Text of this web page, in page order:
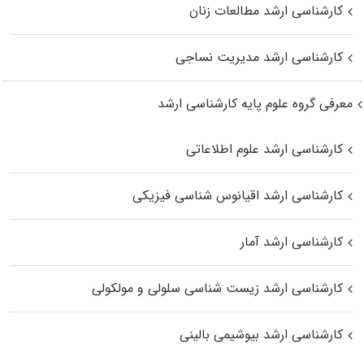
کارشناسی ارشد مطالعات زنان
کارشناسی ارشد مدیریت نساجی
معرفی گروه علوم پایه کارشناسی ارشد
کارشناسی ارشد علوم اطلاعاتی
کارشناسی ارشد اقیانوس‌ شناسی فیزیکی
کارشناسی ارشد آمار
کارشناسی ارشد زیست شناسی سلولی و مولکولی
کارشناسی ارشد بیوشیمی بالینی